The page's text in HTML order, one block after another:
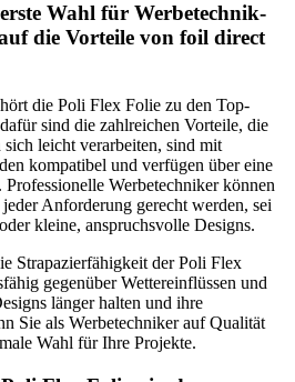
Wahl für Werbetechnik-
die Vorteile von foil direct
die Poli Flex Folie zu den Top-
sind die zahlreichen Vorteile, die
leicht verarbeiten, sind mit
kompatibel und verfügen über eine
Werbetechniker können
Anforderung gerecht werden, sei
kleine, anspruchsvolle Designs.
Strapazierfähigkeit der Poli Flex
gegenüber Wettereinflüssen und
länger halten und ihre
Sie als Werbetechniker auf Qualität
Wahl für Ihre Projekte.